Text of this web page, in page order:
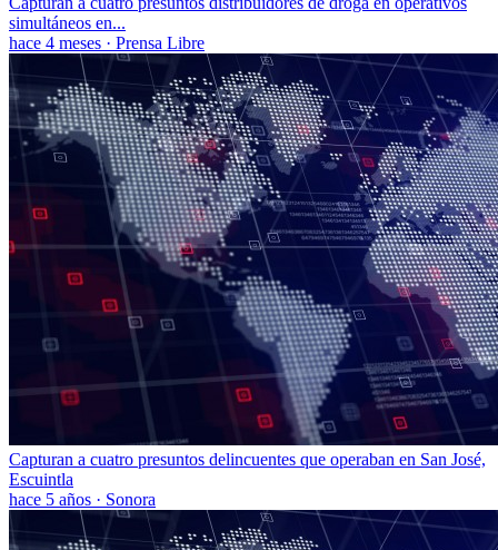
simultáneos en...
hace 4 meses · Prensa Libre
Capturan a cuatro presuntos delincuentes que operaban en San José,
Escuintla
hace 5 años · Sonora